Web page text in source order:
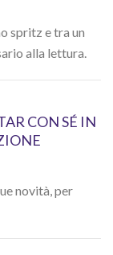
spritz e tra un
alla lettura.
CON SÉ IN
novità, per